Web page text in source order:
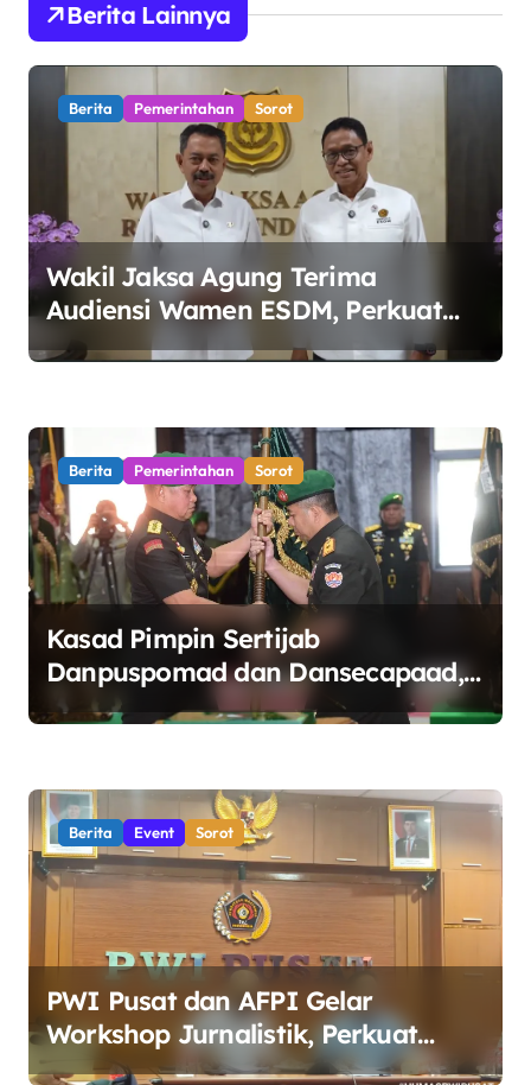
a
s
s
Berita Lainnya
Berita Pemerintahan Sorot
Wakil Jaksa Agung Terima
Audiensi Wamen ESDM, Perkuat
Sinergi Kawal Tata Kelola Sektor
Berita Pemerintahan Sorot
Kasad Pimpin Sertijab
Danpuspomad dan Dansecapaad,
Tegaskan Penguatan Organisasi
Berita Event Sorot
PWI Pusat dan AFPI Gelar
Workshop Jurnalistik, Perkuat
Literasi Keuangan Digital bagi